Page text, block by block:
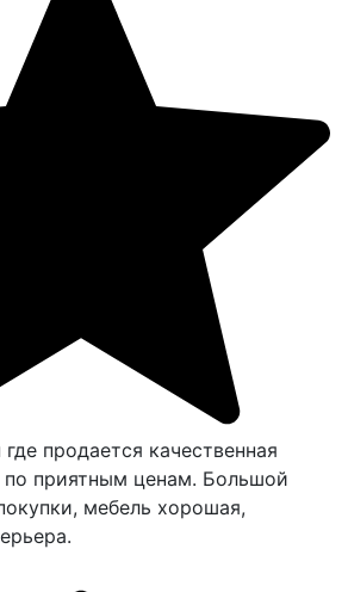
продается качественная
приятным ценам. Большой
мебель хорошая,